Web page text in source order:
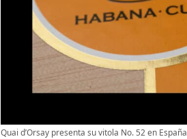
Quai d’Orsay presenta su vitola No. 52 en España